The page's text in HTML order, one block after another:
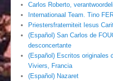
Carlos Roberto,
Internationaal Team. Tino
Priestersfraterniteit Iesus
(Español) San Carlos de
desconcertante
(Español) Escritos originales
Viviers, Francia
(Español) Nazaret